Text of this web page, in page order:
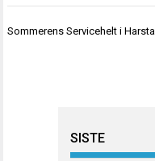
Innleggsnavigasjon
Sommerens Servicehelt i
SISTE